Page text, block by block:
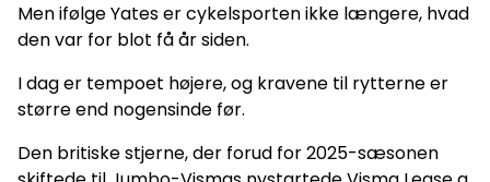
Men ifølge Yates er cykelsporten ikke længere, hvad
den var for blot få år siden.
I dag er tempoet højere, og kravene til rytterne er
større end nogensinde før.
Den britiske stjerne, der forud for 2025-sæsonen